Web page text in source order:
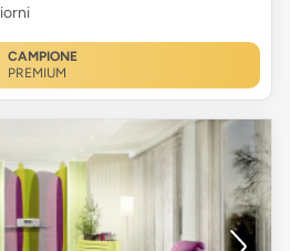
CAMPIONE
PREMIUM